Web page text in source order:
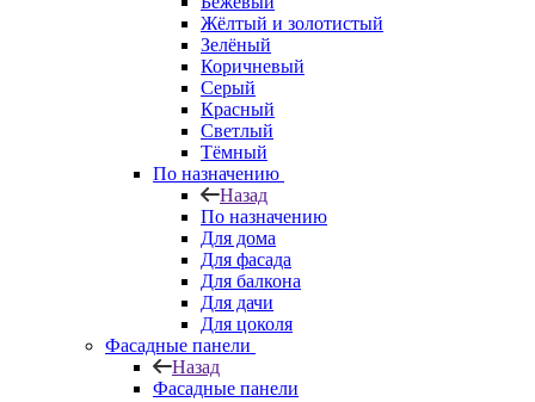
Жёлтый и золотистый
Зелёный
Коричневый
Серый
Красный
Светлый
Тёмный
По назначению
Назад
По назначению
Для дома
Для фасада
Для балкона
Для дачи
Для цоколя
Фасадные панели
Назад
Фасадные панели